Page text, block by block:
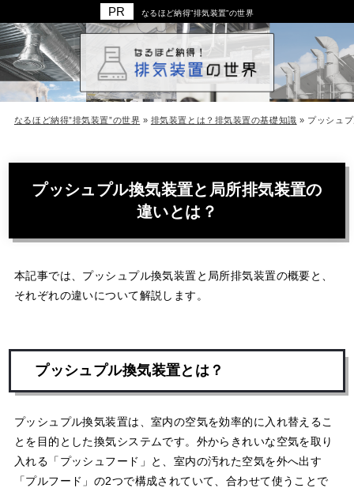
なるほど納得”排気装置”の世界
なるほど納得”排気装置”の世界 » 排気装置とは？排気装置の基礎知識 » プッシュ
プッシュプル換気装置と局所排気装置の
違いとは？
本記事では、プッシュプル換気装置と局所排気装置の概要と、
それぞれの違いについて解説します。
プッシュプル換気装置とは？
プッシュプル換気装置は、室内の空気を効率的に入れ替えるこ
とを目的とした換気システムです。外からきれいな空気を取り
入れる「プッシュフード」と、室内の汚れた空気を外へ出す
「プルフード」の2つで構成されていて、合わせて使うことで